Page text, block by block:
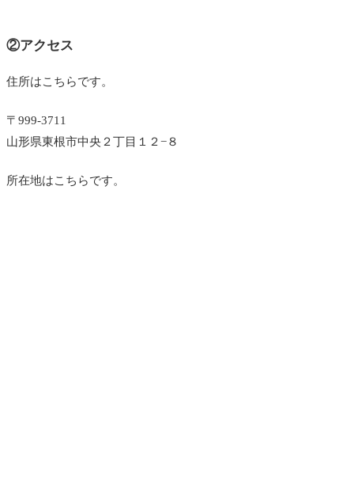
②アクセス
住所はこちらです。
〒999-3711
山形県東根市中央２丁目１２−８
所在地はこちらです。